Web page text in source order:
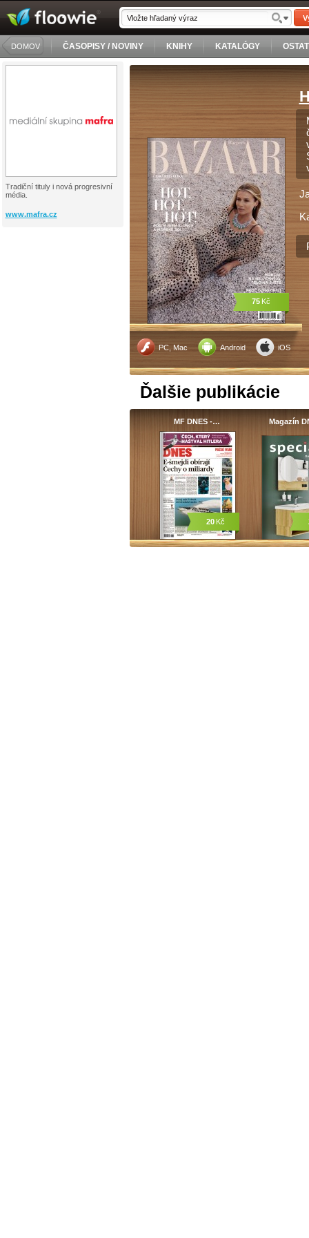
DOMOV ČASOPISY / NOVINY KNIHY KATALÓGY
Tradiční tituly i nová progresivní
média.
www.mafra.cz
PC, Mac Android iOS
75 Kč
Ďalšie publikácie
MF DNES -…
20Kč
Magazín